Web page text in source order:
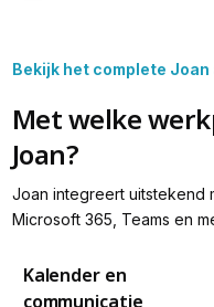
Bekijk het complete Joan
Met welke
Joan?
Joan integreert uitstekend
Microsoft 365, Teams en
Kalender en
communicatie